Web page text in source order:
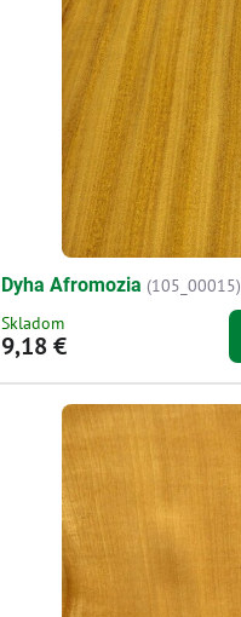
Dyha Afromozia (105_00015)
Skladom
9,18 €